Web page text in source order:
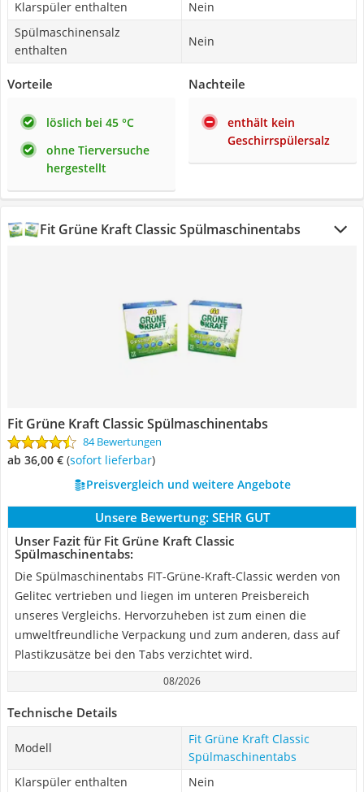
Klarspüler enthalten
Nein
Spülmaschinensalz
enthalten
Nein
Vorteile
löslich bei 45 °C
ohne Tierversuche
hergestellt
Nachteile
enthält kein
Geschirrspülersalz
Fit Grüne Kraft Classic Spülmaschinentabs
Fit Grüne Kraft Classic Spülmaschinentabs
84 Bewertungen
ab 36,00 € ( Sofort lieferbar)
Preisvergleich und weitere Angebote
Unsere Bewertung: SEHR GUT
Unser Fazit für Fit Grüne Kraft Classic
Spülmaschinentabs:
Die Spülmaschinentabs FIT-Grüne-Kraft-Classic werden von
Gelitec vertrieben und liegen im unteren Preisbereich
unseres Vergleichs. Hervorzuheben ist zum einen die
umweltfreundliche Verpackung und zum anderen, dass auf
Plastikzusätze bei den Tabs verzichtet wird.
08/2026
Technische Details
Modell
Fit Grüne Kraft Classic
Spülmaschinentabs
Klarspüler enthalten
Nein